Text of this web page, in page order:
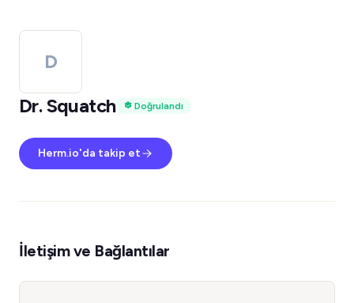
D
Dr. Squatch
Doğrulandı
Herm.io'da takip et
İletişim ve Bağlantılar